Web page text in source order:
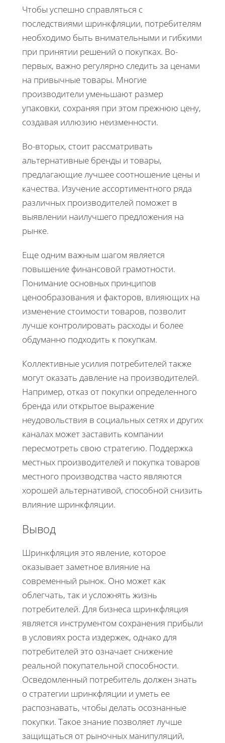
Чтобы успешно справляться с
последствиями шринкфляции, потребителям
необходимо быть внимательными и гибкими
при принятии решений о покупках. Во-
первых, важно регулярно следить за ценами
на привычные товары. Многие
производители уменьшают размер
упаковки, сохраняя при этом прежнюю цену,
создавая иллюзию неизменности.
Во-вторых, стоит рассматривать
альтернативные бренды и товары,
предлагающие лучшее соотношение цены и
качества. Изучение ассортиментного ряда
различных производителей поможет в
выявлении наилучшего предложения на
рынке.
Еще одним важным шагом является
повышение финансовой грамотности.
Понимание основных принципов
ценообразования и факторов, влияющих на
изменение стоимости товаров, позволит
лучше контролировать расходы и более
обдуманно подходить к покупкам.
Коллективные усилия потребителей также
могут оказать давление на производителей.
Например, отказ от покупки определенного
бренда или открытое выражение
неудовольствия в социальных сетях и других
каналах может заставить компании
пересмотреть свою стратегию. Поддержка
местных производителей и покупка товаров
местного производства часто являются
хорошей альтернативой, способной снизить
влияние шринкфляции.
Вывод
Шринкфляция это явление, которое
оказывает заметное влияние на
современный рынок. Оно может как
облегчать, так и усложнять жизнь
потребителей. Для бизнеса шринкфляция
является инструментом сохранения прибыли
в условиях роста издержек, однако для
потребителей это означает снижение
реальной покупательной способности.
Осведомленный потребитель должен знать
о стратегии шринкфляции и уметь ее
распознавать, чтобы делать осознанные
покупки. Такое знание позволяет лучше
защищаться от рыночных манипуляций,